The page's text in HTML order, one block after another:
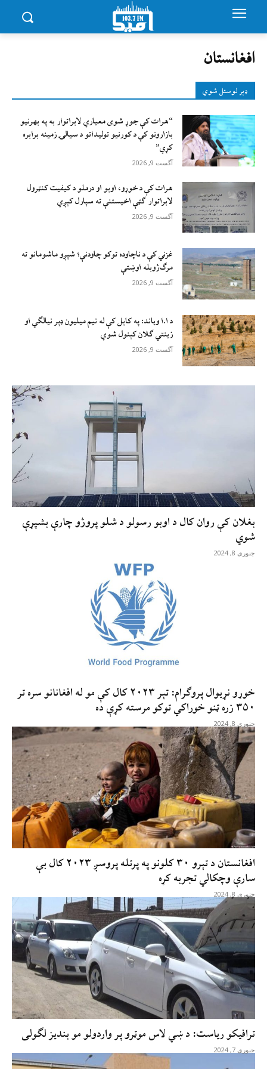
افغانستان
ډېر لوستل شوي
“هرات کې جوړ شوی معیاري لابراتوار به په بهرنیو
بازارونو کې د کورنیو تولیداتو د سیالۍ زمینه برابره
کړي”
آگست 9, 2026
هرات کې د خوړو، اوبو او درملو د کیفیت کنټرول
لابراتوار ګټې اخيستنې ته سپارل کېږي
آگست 9, 2026
غزني کې د ناچاوده توکو چاودنې؛ شپږو ماشومانو ته
مرګ‌ژوبله اوښتې
آگست 9, 2026
د ا.ا وياند: په کابل کې له نیم میلیون ډېر نیالګي او
زینتي ګلان کېنول شوي
آگست 9, 2026
بغلان کې روان کال د اوبو رسولو د شلو پروژو چارې بشپړې
شوي
جنوری 8, 2024
خوړو نړیوال پروګرام: تېر ۲۰۲۳ کال کې مو له افغانانو سره تر
۳۵۰ زره ټنو خوراکي توکو مرسته کړې ده
جنوری 8, 2024
افغانستان د تېرو ۳۰ کلونو په پرتله پروسږ ۲۰۲۳ کال بې
سارې وچکالي تجربه کړه
جنوری 8, 2024
ترافیکو ریاست: د ښي لاس موټرو پر واردولو مو بندیز لګولی
جنوری 7, 2024